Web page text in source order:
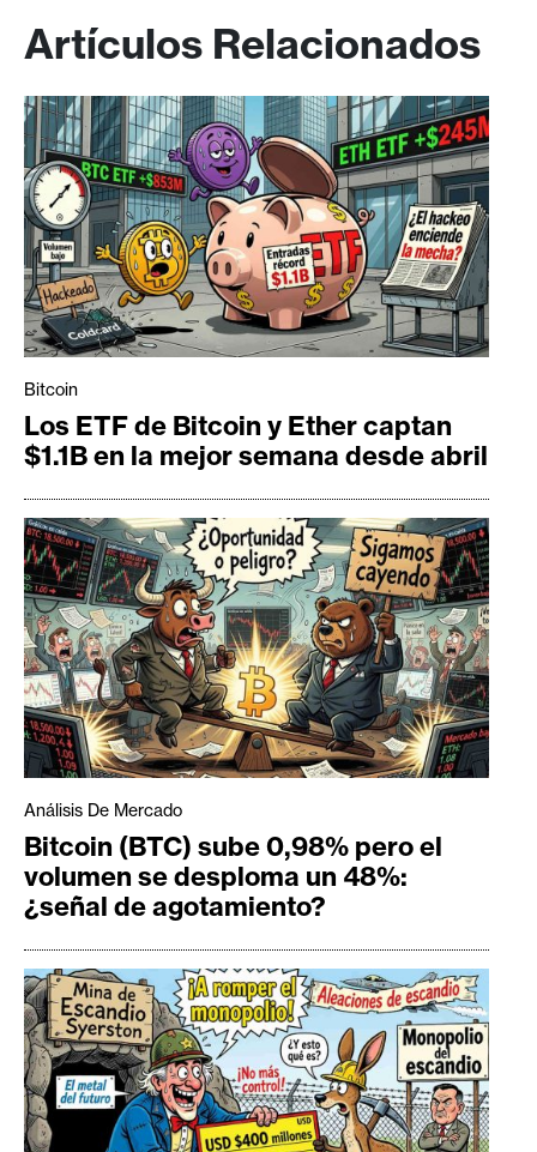
Artículos Relacionados
Bitcoin
Los ETF de Bitcoin y Ether captan
$1.1B en la mejor semana desde abril
Análisis De Mercado
Bitcoin (BTC) sube 0,98% pero el
volumen se desploma un 48%:
¿señal de agotamiento?